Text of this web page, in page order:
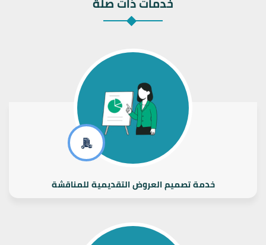
خدمات ذات صلة
خدمة تصميم العروض التقديمية للمناقشة